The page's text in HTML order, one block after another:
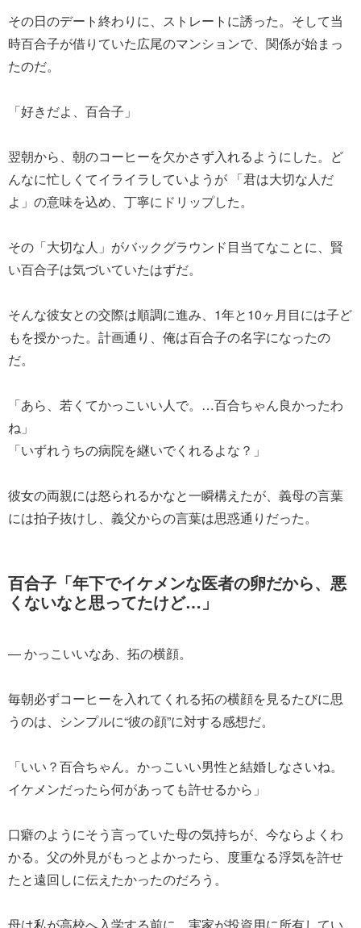
その日のデート終わりに、ストレートに誘った。そして当
時百合子が借りていた広尾のマンションで、関係が始まっ
たのだ。
「好きだよ、百合子」
翌朝から、朝のコーヒーを欠かさず入れるようにした。ど
んなに忙しくてイライラしていようが 「君は大切な人だ
よ」の意味を込め、丁寧にドリップした。
その「大切な人」がバックグラウンド目当てなことに、賢
い百合子は気づいていたはずだ。
そんな彼女との交際は順調に進み、1年と10ヶ月目には子ど
もを授かった。計画通り、俺は百合子の名字になったの
だ。
「あら、若くてかっこいい人で。…百合ちゃん良かったわ
ね」
「いずれうちの病院を継いでくれるよな？」
彼女の両親には怒られるかなと一瞬構えたが、義母の言葉
には拍子抜けし、義父からの言葉は思惑通りだった。
百合子「年下でイケメンな医者の卵だから、悪
くないなと思ってたけど…」
― かっこいいなあ、拓の横顔。
毎朝必ずコーヒーを入れてくれる拓の横顔を見るたびに思
うのは、シンプルに“彼の顔”に対する感想だ。
「いい？百合ちゃん。かっこいい男性と結婚しなさいね。
イケメンだったら何があっても許せるから」
口癖のようにそう言っていた母の気持ちが、今ならよくわ
かる。父の外見がもっとよかったら、度重なる浮気を許せ
たと遠回しに伝えたかったのだろう。
母は私が高校へ入学する前に、実家が投資用に所有してい